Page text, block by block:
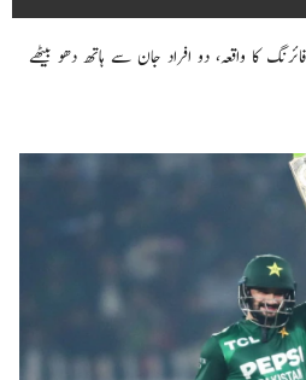
کا واقعہ، دو افراد جان سے ہاتھ دھو بیٹھے